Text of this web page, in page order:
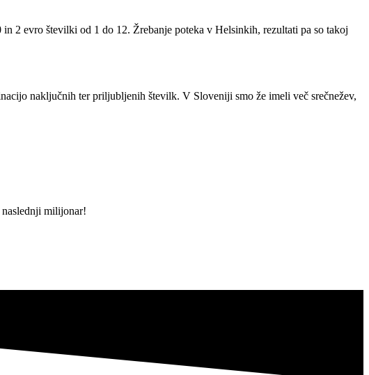
2 evro številki od 1 do 12. Žrebanje poteka v Helsinkih, rezultati pa so takoj
naključnih ter priljubljenih številk. V Sloveniji smo že imeli več srečnežev,
naslednji milijonar!